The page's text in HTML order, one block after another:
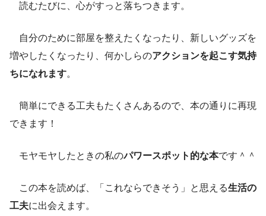
読むたびに、心がすっと落ちつきます。
自分のために部屋を整えたくなったり、新しいグッズを
増やしたくなったり、何かしらのアクションを起こす気持
ちになれます。
簡単にできる工夫もたくさんあるので、本の通りに再現
できます！
モヤモヤしたときの私のパワースポット的な本です＾＾
この本を読めば、「これならできそう」と思える生活の
工夫に出会えます。